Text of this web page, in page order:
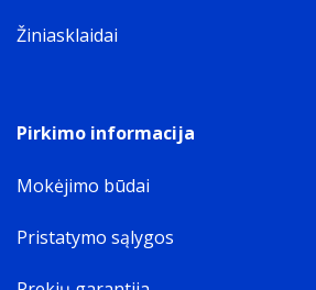
Žiniasklaidai
Pirkimo informacija
Mokėjimo būdai
Pristatymo sąlygos